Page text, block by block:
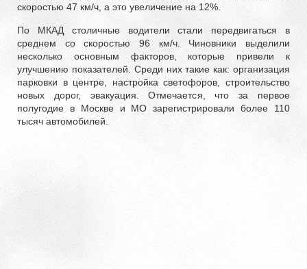
скоростью 47 км/ч, а это увеличение на 12%.
По МКАД столичные водители стали передвигаться в
среднем со скоростью 96 км/ч. Чиновники выделили
несколько основным факторов, которые привели к
улучшению показателей. Среди них такие как: организация
парковки в центре, настройка светофоров, строительство
новых дорог, эвакуация. Отмечается, что за первое
полугодие в Москве и МО зарегистрировали более 110
тысяч автомобилей.